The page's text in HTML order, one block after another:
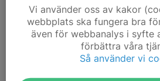
Vi använder oss av kakor
webbplats ska fungera bra
även för webbanalys i syfte
förbättra våra
Så använder vi